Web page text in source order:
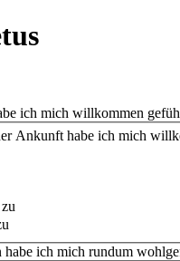
ich mich willkommen
Ankunft habe ich mich
habe ich mich rundum